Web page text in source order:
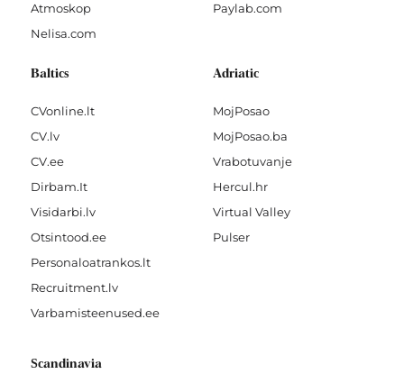
Atmoskop
Nelisa.com
Paylab.com
Baltics
CVonline.lt
CV.lv
CV.ee
Dirbam.It
Visidarbi.lv
Otsintood.ee
Personaloatrankos.lt
Recruitment.lv
Varbamisteenused.ee
Adriatic
MojPosao
MojPosao.ba
Vrabotuvanje
Hercul.hr
Virtual Valley
Pulser
Scandinavia